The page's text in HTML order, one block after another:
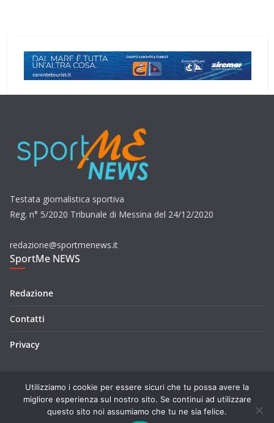
Testata giornalistica sportiva
Reg. n° 5/2020 Tribunale di Messina del 24/12/2020
redazione@sportmenews.it
SportMe NEWS
Redazione
Contatti
Privacy
Copyright © 2026SportMe NEWS. Tutti i diritti riservati.
Utilizziamo i cookie per essere sicuri che tu possa avere la
migliore esperienza sul nostro sito. Se continui ad utilizzare
questo sito noi assumiamo che tu ne sia felice.